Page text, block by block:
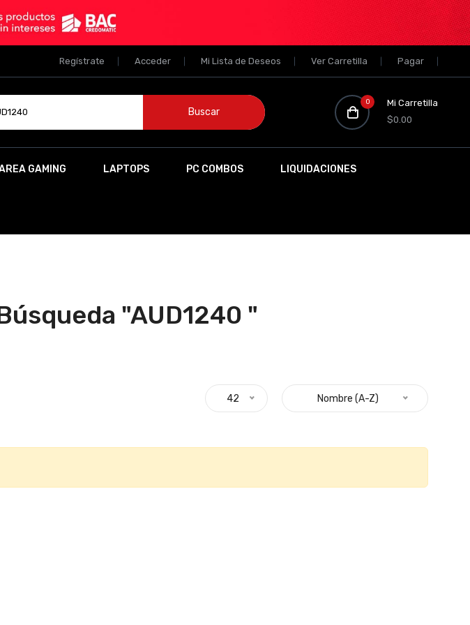
Regístrate Acceder Mi Lista de Deseos Ver Carretilla Pagar
Buscar
0
Mi Carretilla
$0.00
GAMING LAPTOPS PC COMBOS LIQUIDACIONES
"AUD1240 "
42 Nombre (A-Z)